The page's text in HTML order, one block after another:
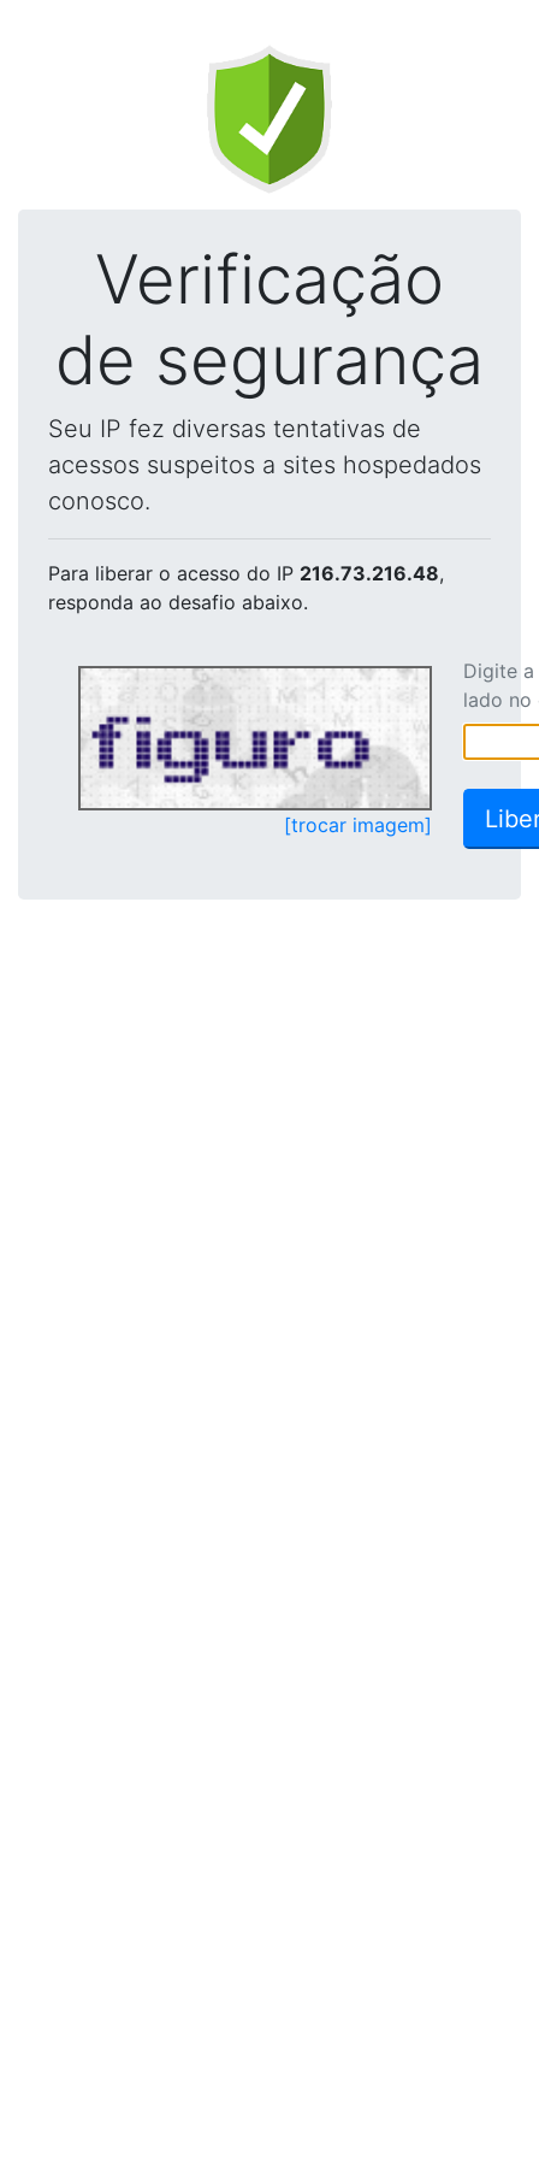
Verificação
de segurança
Seu IP fez diversas tentativas de
acessos suspeitos a sites hospedados
conosco.
Para liberar o acesso do IP 216.73.216.48,
responda ao desafio abaixo.
[trocar imagem]
Digite
lado no